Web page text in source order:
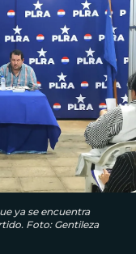
ya se encuentra
Foto: Gentileza